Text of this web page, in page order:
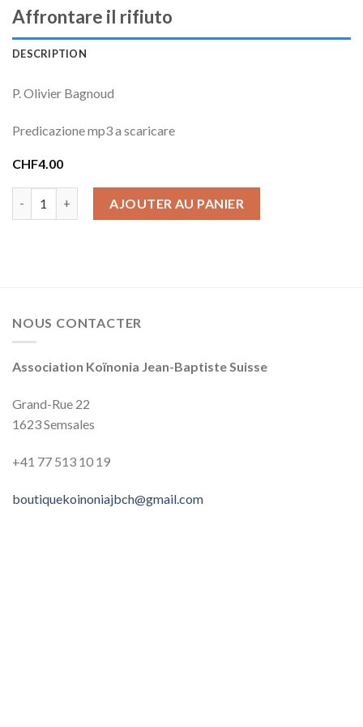
Affrontare il rifiuto
DESCRIPTION
P. Olivier Bagnoud
Predicazione mp3 a scaricare
CHF4.00
quantité de Affrontare il rifiuto
AJOUTER AU PANIER
NOUS CONTACTER
Association Koïnonia Jean-Baptiste Suisse
Grand-Rue 22
1623 Semsales
+41 77 513‬‬‬ 10‬‬‬ 19‬‬‬
boutiquekoinoniajbch@gmail.com